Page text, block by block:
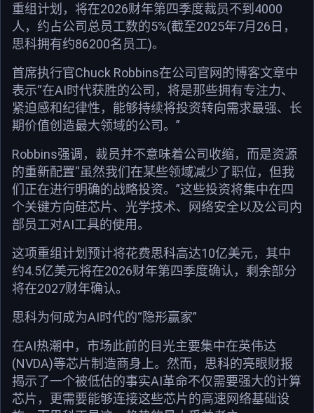
重组计划，将在2026财年第四季度裁员不到4000
人，约占公司总员工数的5%(截至2025年7月26日，
思科拥有约86200名员工)。
首席执行官Chuck Robbins在公司官网的博客文章中
表示“在AI时代获胜的公司，将是那些拥有专注力、
紧迫感和纪律性，能够持续将投资转向需求最强、长
期价值创造最大领域的公司。”
Robbins强调，裁员并不意味着公司收缩，而是资源
的重新配置“虽然我们在某些领域减少了职位，但我
们正在进行明确的战略投资。”这些投资将集中在四
个关键方向硅芯片、光学技术、网络安全以及公司内
部员工对AI工具的使用。
这项重组计划预计将花费思科高达10亿美元，其中
约4.5亿美元将在2026财年第四季度确认，剩余部分
将在2027财年确认。
思科为何成为AI时代的“隐形赢家”
在AI热潮中，市场此前的目光主要集中在英伟达
(NVDA)等芯片制造商身上。然而，思科的亮眼财报
揭示了一个被低估的事实AI革命不仅需要强大的计算
芯片，更需要能够连接这些芯片的高速网络基础设